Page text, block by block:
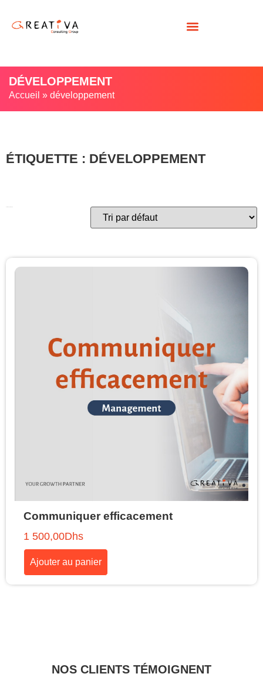
DÉVELOPPEMENT
Accueil » développement
ÉTIQUETTE : DÉVELOPPEMENT
Communiquer efficacement
1 500,00Dhs
Ajouter au panier
NOS CLIENTS TÉMOIGNENT